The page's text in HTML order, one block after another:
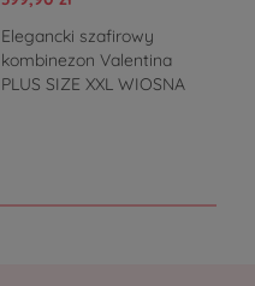
Elegancki szafirowy
kombinezon Valentina
PLUS SIZE XXL WIOSNA